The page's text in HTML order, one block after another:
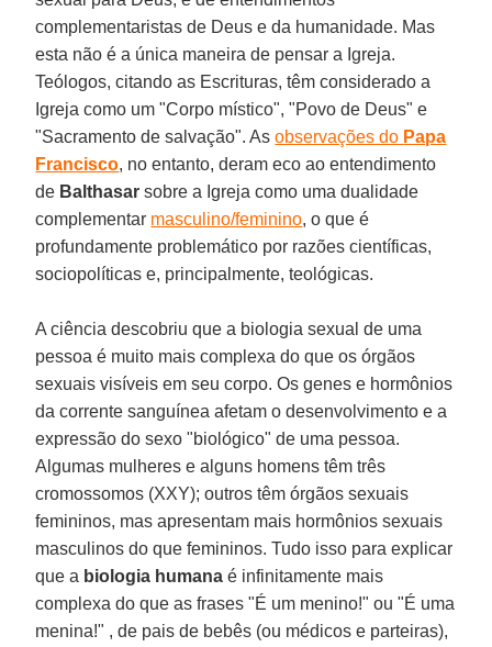
complementaristas de Deus e da humanidade. Mas
esta não é a única maneira de pensar a Igreja.
Teólogos, citando as Escrituras, têm considerado a
Igreja como um "Corpo místico", "Povo de Deus" e
"Sacramento de salvação". Asobservações do Papa
Francisco, no entanto, deram eco ao entendimento
de Balthasar sobre a Igreja como uma dualidade
complementar masculino/feminino, o que é
profundamente problemático por razões científicas,
sociopolíticas e, principalmente, teológicas.
A ciência descobriu que a biologia sexual de uma
pessoa é muito mais complexa do que os órgãos
sexuais visíveis em seu corpo. Os genes e hormônios
da corrente sanguínea afetam o desenvolvimento e a
expressão do sexo "biológico" de uma pessoa.
Algumas mulheres e alguns homens têm três
cromossomos (XXY); outros têm órgãos sexuais
femininos, mas apresentam mais hormônios sexuais
masculinos do que femininos. Tudo isso para explicar
que a biologia humana é infinitamente mais
complexa do que as frases "É um menino!" ou "É uma
menina!" , de pais de bebês (ou médicos e parteiras),